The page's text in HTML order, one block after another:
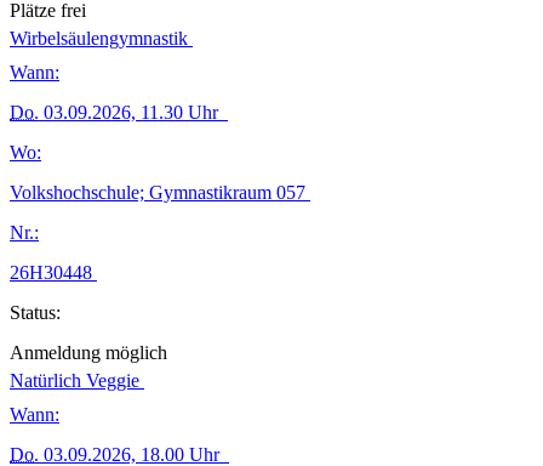
Plätze frei
Wirbelsäulengymnastik
Wann:
Do. 03.09.2026, 11.30 Uhr
Wo:
Volkshochschule; Gymnastikraum 057
Nr.:
26H30448
Status:
Anmeldung möglich
Natürlich Veggie
Wann:
Do. 03.09.2026, 18.00 Uhr